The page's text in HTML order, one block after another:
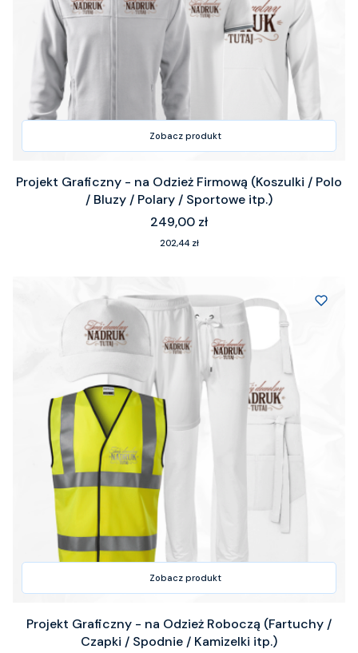
Zobacz produkt
Projekt Graficzny - na Odzież Firmową (Koszulki / Polo
/ Bluzy / Polary / Sportowe itp.)
Cena
249,00 zł
Cena
202,44 zł
Zobacz produkt
Projekt Graficzny - na Odzież Roboczą (Fartuchy /
Czapki / Spodnie / Kamizelki itp.)